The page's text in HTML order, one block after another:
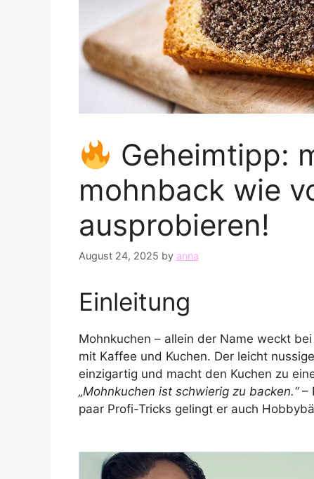
Geheimtipp:
mohnback wie
ausprobieren!
August 24, 2025 by anna
Einleitung
Mohnkuchen – allein der Name weckt
mit Kaffee und Kuchen. Der leicht
einzigartig und macht den Kuchen zu
„Mohnkuchen ist schwierig zu backen.“–
paar Profi-Tricks gelingt er auch